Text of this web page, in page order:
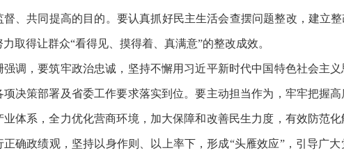
督、共同提高的目的。要认真抓好民主生活会查摆问题整改，建立
取得让群众“看得见、摸得着、真满意”的整改成效。
，要筑牢政治忠诚，坚持不懈用习近平新时代中国特色社会主义
项决策部署及省委工作要求落实到位。要主动担当作为，牢牢把握
业体系，全力优化营商环境，加大保障和改善民生力度，有效防范
正确政绩观，坚持以身作则、以上率下，形成“头雁效应”，引导广